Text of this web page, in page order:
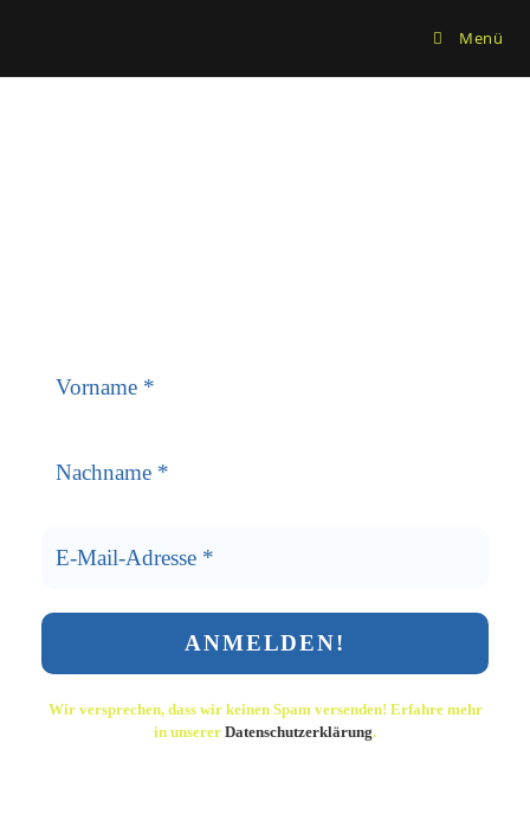
Menü
Wir versprechen, dass wir keinen Spam versenden! Erfahre mehr
in unserer Datenschutzerklärung.